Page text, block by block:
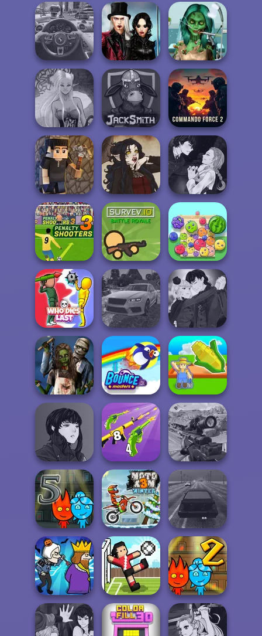
Handless
Millionaire
Squid Battle
Simulator
Hand Me The
Goods
Traffic Jam 3D
Twilight
Enchantment
Vampire R...
Ghoulish To
Gorgeous Cool
Zomb...
Dark Mage
Creator
Jacksmith
Commando
Force 2
Vectaria.io Gothic Heroine
Manga Creator
Vampire Hunter
P...
Penalty Shooters
3
Survev.io Fruit Party
Who Dies Last
Real Drift
Multiplayer
Manga Creator
Vampire Hunter
P...
Zombie
Romance
Bouncemasters
My Garden
Journey
Manga Creator
Vampire Hunter
P...
Merge 2048 Gun
Rush
Sniper Combat
3D
Fireboy and
Watergirl 5
Elemen...
Moto X3M Winter Highway Traffic
Fireboy and